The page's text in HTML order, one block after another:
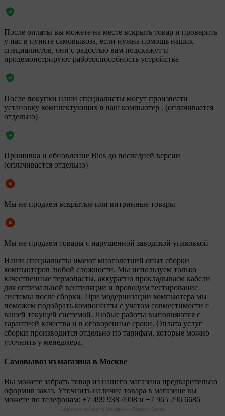
После оплаты вы можете на месте вскрыть товар и проверить
у нас в пункте самовывоза, если нужна помощь наших
специалистов, они с радостью вам подскажут и
продемонстрируют работоспособность устройства
После покупки наши специалисты могут произвести
установку комплектующих в ваш компьютер . (оплачивается
отдельно)
Прошивка и обновление Bios до последней версии
(оплачивается отдельно)
Мы не продаем вскрытые или витринные товары
Мы не продаем товары с нарушенной заводской упаковкой
Наши специалисты имеют многолетний опыт сборки
компьютеров любой сложности. Мы используем только
качественные термопасты, аккуратно прокладываем кабели
для оптимальной вентиляции и проводим тестирование
системы после сборки. При модернизации компьютера мы
поможем подобрать компоненты с учетом совместимости с
вашей текущей системой. Любые работы выполняются с
гарантией качества и в оговоренные сроки. Оплата услуг
сборки производится отдельно по тарифам, которые можно
уточнить у менеджера.
Самовывоз из магазина в Москве
Вы можете забрать товар из нашего магазина предварительно
оформив заказ. Уточнить наличие товара в магазине вы
можете по телефонам: +7 499 938 4908 и +7 965 296 6686
Legionpc на карте Москвы — Яндекс Карты